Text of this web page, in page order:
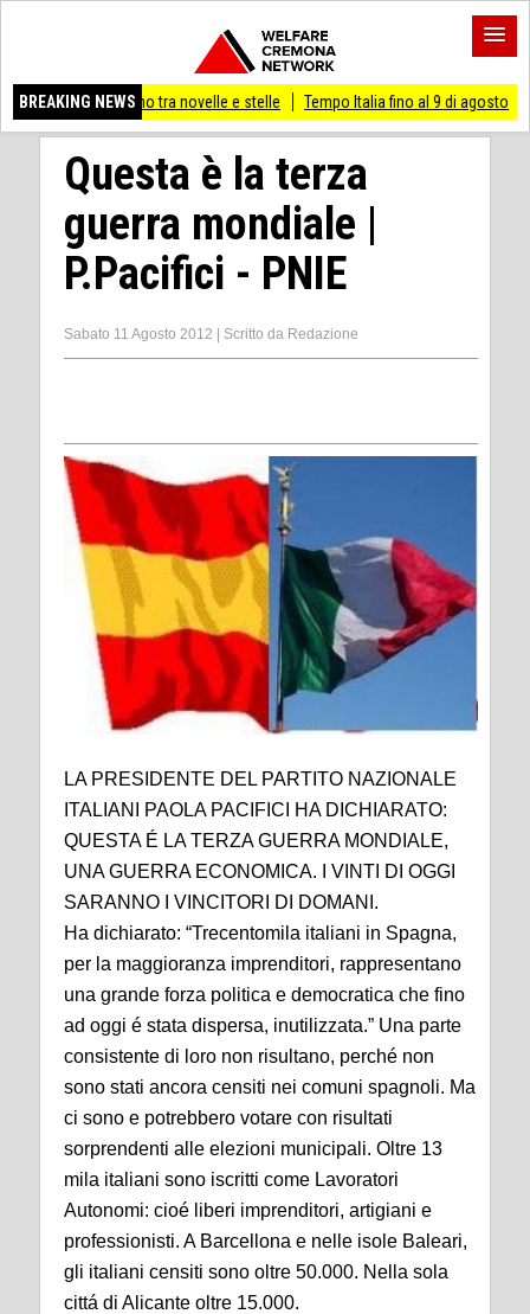
BREAKING NEWS
tra novelle e stelle Tempo Italia fino al 9 di agosto (Mi) PIANO
Questa è la terza
guerra mondiale |
P.Pacifici - PNIE
Sabato 11 Agosto 2012 Scritto da Redazione
LA PRESIDENTE DEL PARTITO NAZIONALE
ITALIANI PAOLA PACIFICI HA DICHIARATO:
QUESTA É LA TERZA GUERRA MONDIALE,
UNA GUERRA ECONOMICA. I VINTI DI OGGI
SARANNO I VINCITORI DI DOMANI.
Ha dichiarato: “Trecentomila italiani in Spagna,
per la maggioranza imprenditori, rappresentano
una grande forza politica e democratica che fino
ad oggi é stata dispersa, inutilizzata.” Una parte
consistente di loro non risultano, perché non
sono stati ancora censiti nei comuni spagnoli. Ma
ci sono e potrebbero votare con risultati
sorprendenti alle elezioni municipali. Oltre 13
mila italiani sono iscritti come Lavoratori
Autonomi: cioé liberi imprenditori, artigiani e
professionisti. A Barcellona e nelle isole Baleari,
gli italiani censiti sono oltre 50.000. Nella sola
cittá di Alicante oltre 15.000.